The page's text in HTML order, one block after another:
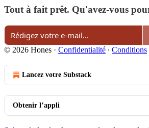
Tout à fait prêt. Qu'avez-vous
© 2026 Hones · Confidentialité ∙ Conditions
Lancez votre Substack
Obtenir l’appli